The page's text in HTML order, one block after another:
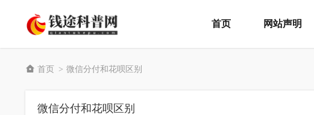
首页 网站声明
首页 > 微信分付和花呗区别
微信分付和花呗区别